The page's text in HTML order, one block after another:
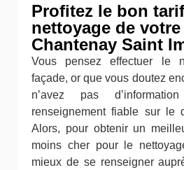
Profitez le bon
nettoyage de votre
Chantenay Saint
Vous pensez effectuer le
façade, or que vous doutez
n’avez pas
renseignement fiable sur le
Alors, pour obtenir un
moins cher pour le
mieux de se renseigner